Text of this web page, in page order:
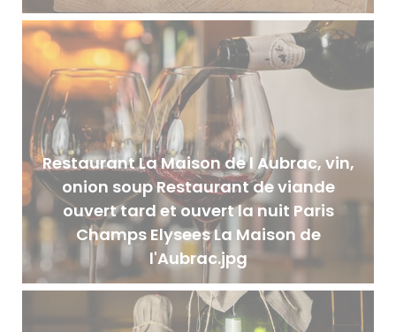
Restaurant La Maison de l Aubrac, vin,
onion soup Restaurant de viande
ouvert tard et ouvert la nuit Paris
Champs Elysees La Maison de
l'Aubrac.jpg